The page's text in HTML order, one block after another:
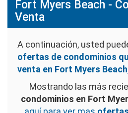
Fort Myers Beach -
Venta
A continuación, usted
ofertas de condominios
venta en Fort Myers
Mostrando las más
condominios en Fort